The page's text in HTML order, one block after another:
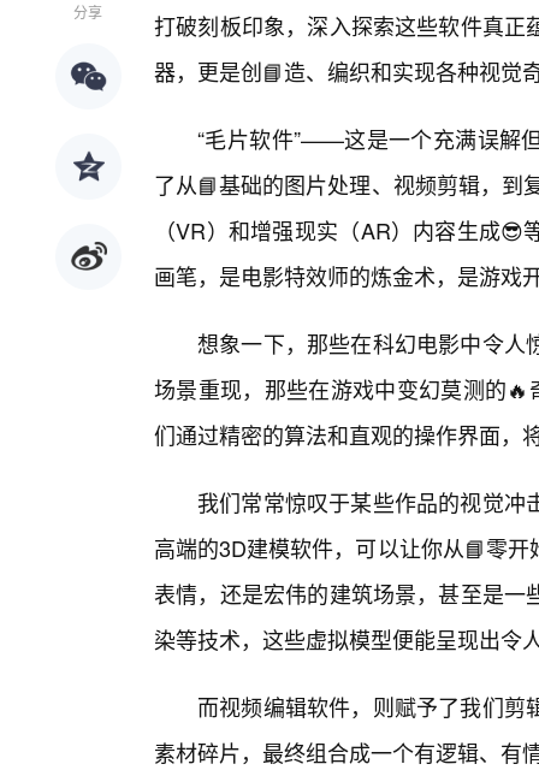
分享
打破刻板印象，深入探索这些软件真
器，更是创📘造、编织和实现各种视觉
“毛片软件”——这是一个充满误解
了从📘基础的图片处理、视频剪辑，到
（VR）和增强现实（AR）内容生成
画笔，是电影特效师的炼金术，是游戏
想象一下，那些在科幻电影中令人
场景重现，那些在游戏中变幻莫测的
们通过精密的算法和直观的操作界面，
我们常常惊叹于某些作品的视觉
高端的3D建模软件，可以让你从📘零
表情，还是宏伟的建筑场景，甚至是
染等技术，这些虚拟模型便能呈现出令
而视频编辑软件，则赋予了我们
素材碎片，最终组合成一个有逻辑、有